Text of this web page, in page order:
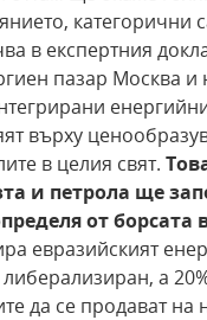
категорични
в експертния
пазар Москва и
върху
в целия свят.
и петрола ще
от борсата
евразийският
а
да се продават на